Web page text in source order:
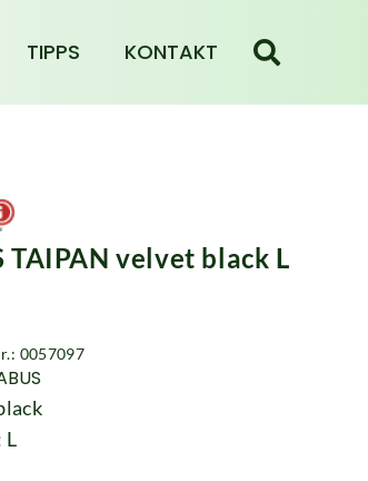
TIPPS KONTAKT
TAIPAN velvet black L
0057097
L